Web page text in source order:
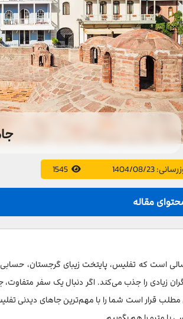
1404/08/23
1545
مقاله
جامع تثلیث
و کلیسای سنت نیکلاس
یادمان تاریخ گرجستان
است که تفلیس، پایتخت زیبای گرجستان، حسابی
زیادی را جذب می‌کند. اگر دنبال یک سفر
مطلب قرار است شما را با مهم‌ترین جاهای دیدنی